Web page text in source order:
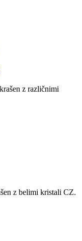
z različnimi
z belimi kristali CZ.